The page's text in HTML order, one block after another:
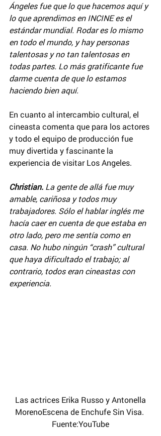
Ángeles fue que lo que hacemos aquí y
lo que aprendimos en INCINE es el
estándar mundial. Rodar es lo mismo
en todo el mundo, y hay personas
talentosas y no tan talentosas en
todas partes. Lo más gratificante fue
darme cuenta de que lo estamos
haciendo bien aquí.
En cuanto al intercambio cultural, el
cineasta comenta que para los actores
y todo el equipo de producción fue
muy divertida y fascinante la
experiencia de visitar Los Angeles.
Christian. La gente de allá fue muy
amable, cariñosa y todos muy
trabajadores. Sólo el hablar inglés me
hacía caer en cuenta de que estaba en
otro lado, pero me sentía como en
casa. No hubo ningún “crash” cultural
que haya dificultado el trabajo; al
contrario, todos eran cineastas con
experiencia.
MorenoEscena de Enchufe Sin Visa.
Fuente:YouTube